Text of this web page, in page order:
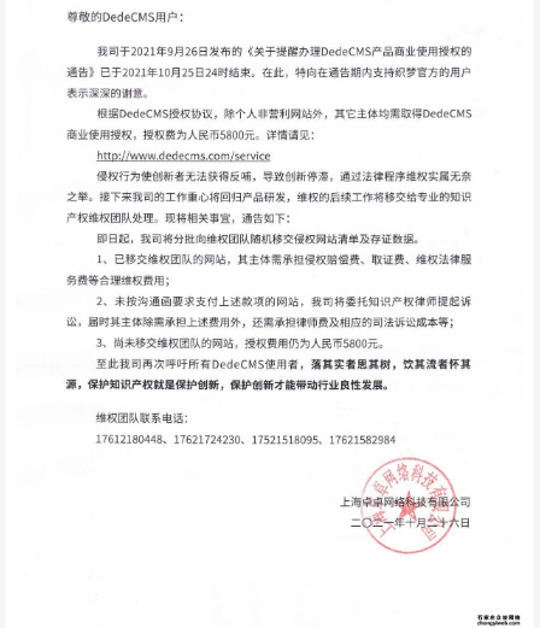
geo优化案例
解决方案
建站新闻
网站制作
全网营销
竞价托管
GEO优化
抖音代运营
外贸建站营销